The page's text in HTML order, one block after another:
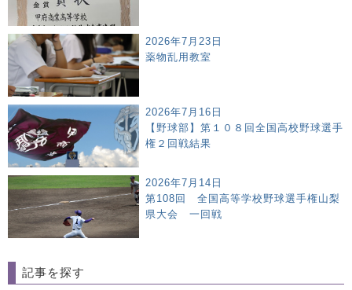
2026年7月23日
薬物乱用教室
2026年7月16日
【野球部】第１０８回全国高校野球選手
権２回戦結果
2026年7月14日
第108回 全国高等学校野球選手権山梨
県大会 一回戦
記事を探す